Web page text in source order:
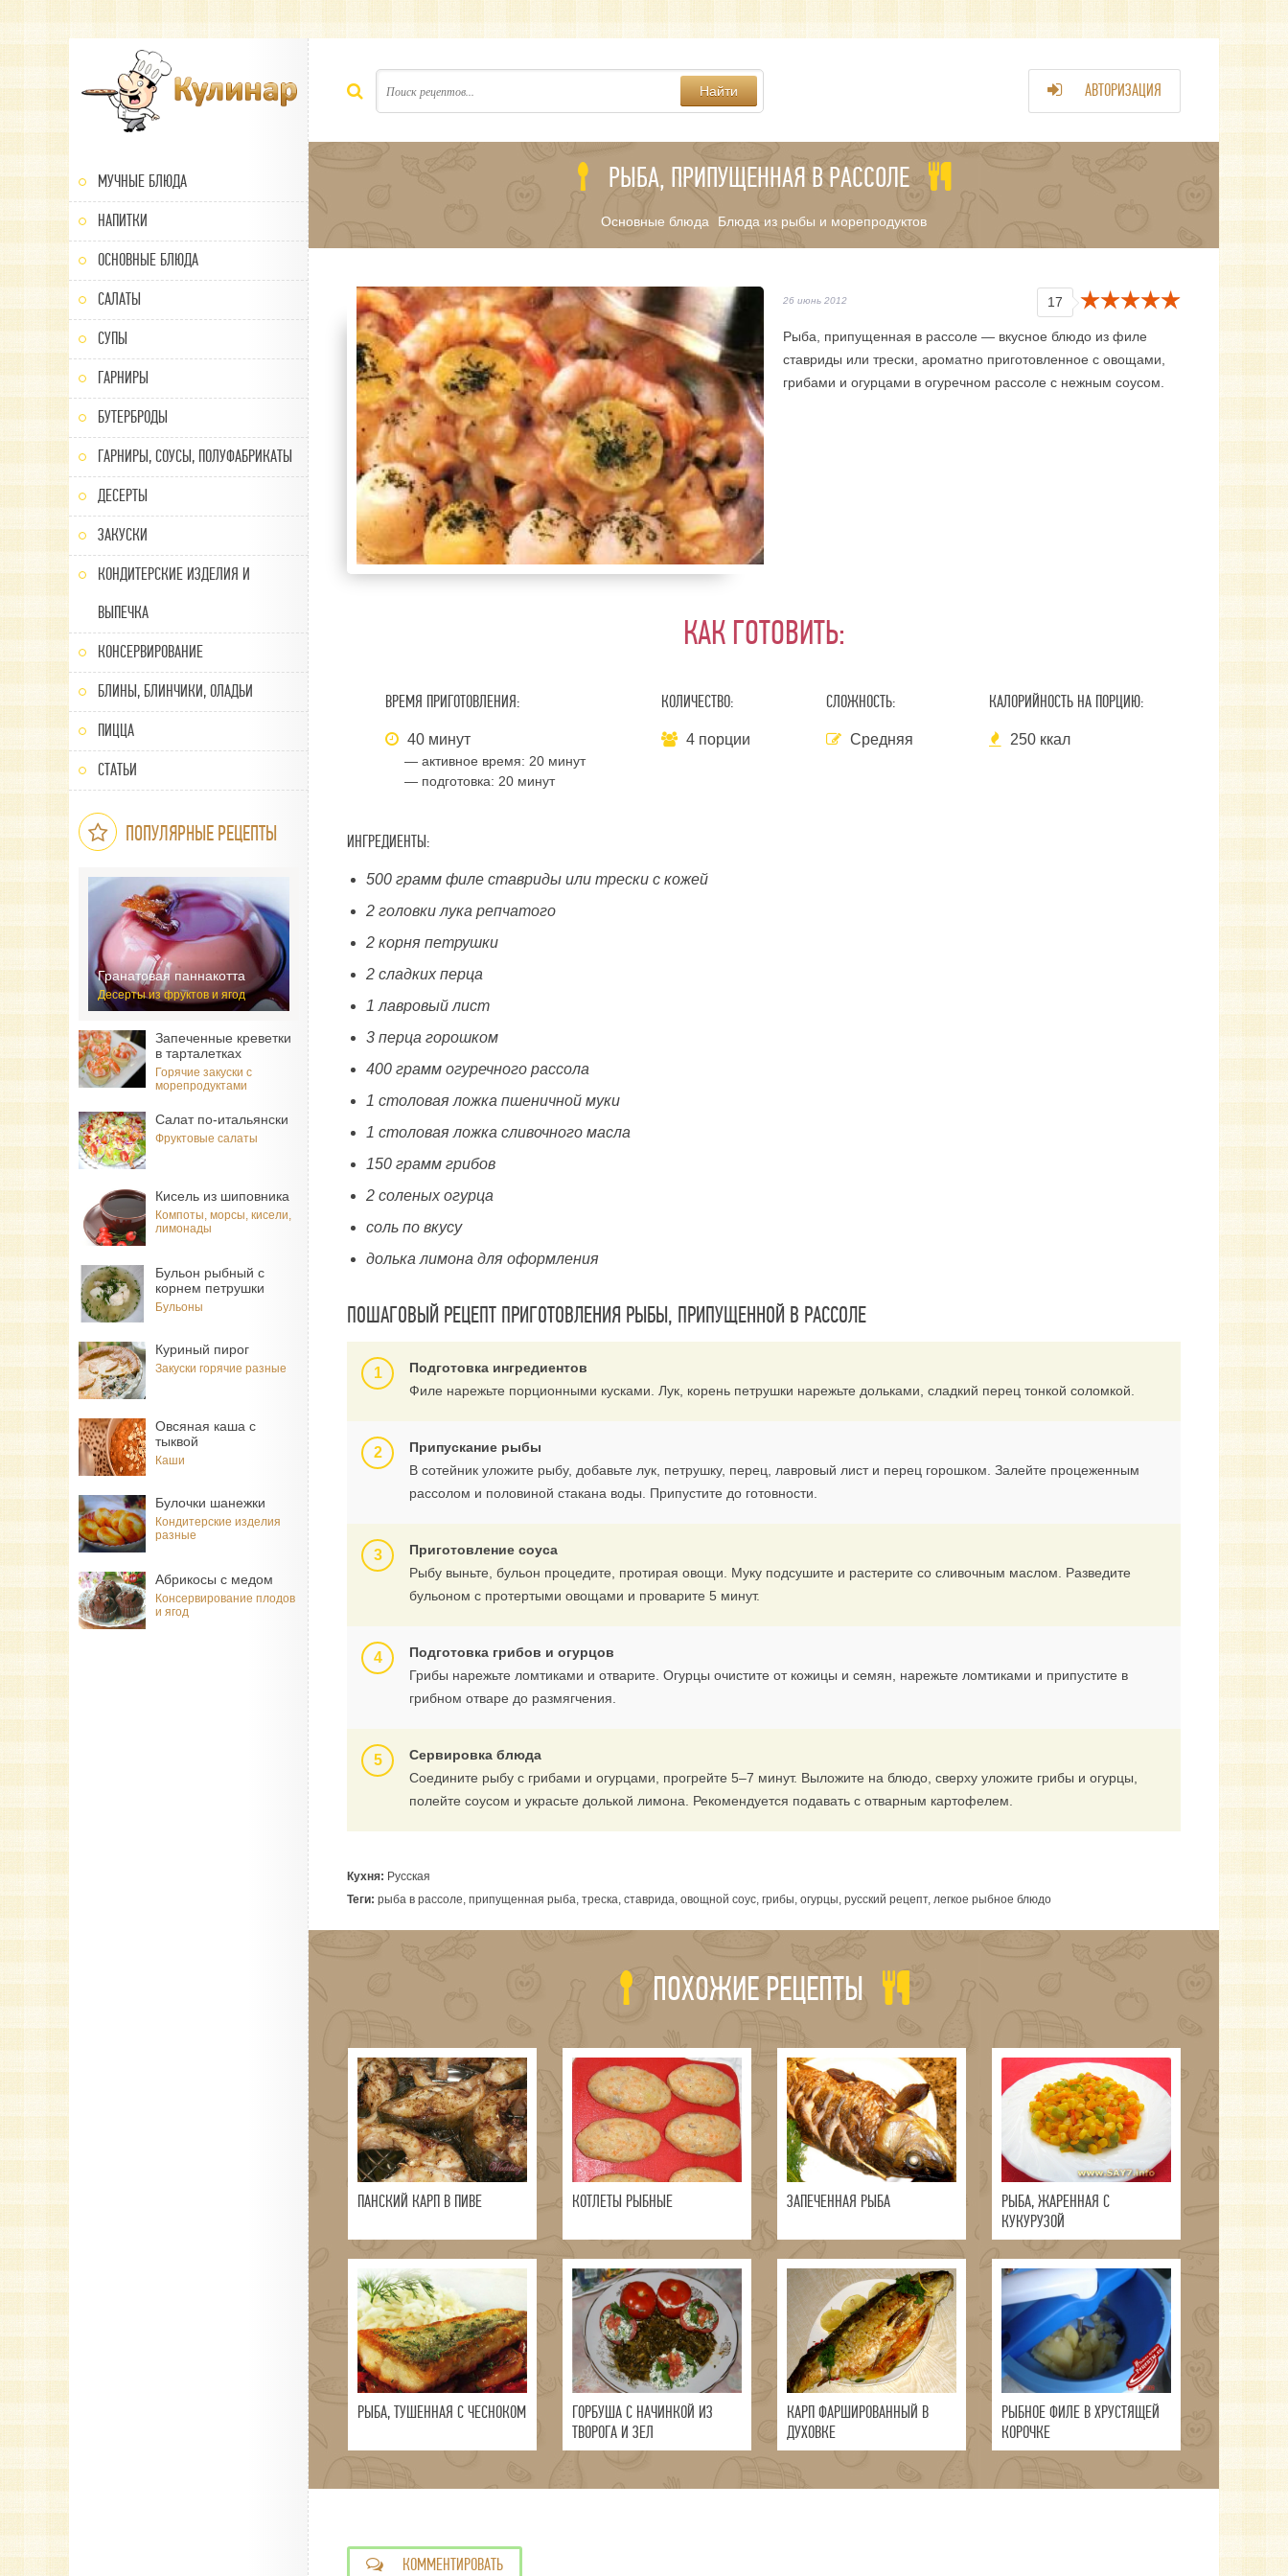
МУЧНЫЕ БЛЮДА
НАПИТКИ
ОСНОВНЫЕ БЛЮДА
САЛАТЫ
СУПЫ
ГАРНИРЫ
БУТЕРБРОДЫ
ГАРНИРЫ, СОУСЫ, ПОЛУФАБРИКАТЫ
ДЕСЕРТЫ
ЗАКУСКИ
КОНДИТЕРСКИЕ ИЗДЕЛИЯ И
ВЫПЕЧКА
КОНСЕРВИРОВАНИЕ
БЛИНЫ, БЛИНЧИКИ, ОЛАДЬИ
ПИЦЦА
СТАТЬИ
ПОПУЛЯРНЫЕ РЕЦЕПТЫ
Гранатовая паннакотта
Десерты из фруктов и ягод
Запеченные креветки
в тарталетках
Горячие закуски с
морепродуктами
Салат по-итальянски
Фруктовые салаты
Кисель из шиповника
Компоты, морсы, кисели,
лимонады
Бульон рыбный с
корнем петрушки
Бульоны
Куриный пирог
Закуски горячие разные
Овсяная каша с
тыквой
Каши
Булочки шанежки
Кондитерские изделия
разные
Абрикосы с медом
Консервирование плодов
и ягод
Найти АВТОРИЗАЦИЯ
РЫБА, ПРИПУЩЕННАЯ В РАССОЛЕ
Основные блюда Блюда из рыбы и морепродуктов
26 июнь 2012 17
Рыба, припущенная в рассоле — вкусное блюдо из филе
ставриды или трески, ароматно приготовленное с овощами,
грибами и огурцами в огуречном рассоле с нежным соусом.
КАК ГОТОВИТЬ:
ВРЕМЯ ПРИГОТОВЛЕНИЯ:
40 минут
— активное время: 20 минут
— подготовка: 20 минут
КОЛИЧЕСТВО:
4 порции
СЛОЖНОСТЬ:
Средняя
КАЛОРИЙНОСТЬ НА ПОРЦИЮ:
250 ккал
ИНГРЕДИЕНТЫ:
500 грамм филе ставриды или трески с кожей
2 головки лука репчатого
2 корня петрушки
2 сладких перца
1 лавровый лист
3 перца горошком
400 грамм огуречного рассола
1 столовая ложка пшеничной муки
1 столовая ложка сливочного масла
150 грамм грибов
2 соленых огурца
соль по вкусу
долька лимона для оформления
ПОШАГОВЫЙ РЕЦЕПТ ПРИГОТОВЛЕНИЯ РЫБЫ, ПРИПУЩЕННОЙ В РАССОЛЕ
Подготовка ингредиентов
Филе нарежьте порционными кусками. Лук, корень петрушки нарежьте дольками, сладкий перец тонкой соломкой.
Припускание рыбы
В сотейник уложите рыбу, добавьте лук, петрушку, перец, лавровый лист и перец горошком. Залейте процеженным
рассолом и половиной стакана воды. Припустите до готовности.
Приготовление соуса
Рыбу выньте, бульон процедите, протирая овощи. Муку подсушите и растерите со сливочным маслом. Разведите
бульоном с протертыми овощами и проварите 5 минут.
Подготовка грибов и огурцов
Грибы нарежьте ломтиками и отварите. Огурцы очистите от кожицы и семян, нарежьте ломтиками и припустите в
грибном отваре до размягчения.
Сервировка блюда
Соедините рыбу с грибами и огурцами, прогрейте 5–7 минут. Выложите на блюдо, сверху уложите грибы и огурцы,
полейте соусом и украсьте долькой лимона. Рекомендуется подавать с отварным картофелем.
Кухня: Русская
Теги: рыба в рассоле, припущенная рыба, треска, ставрида, овощной соус, грибы, огурцы, русский рецепт, легкое рыбное блюдо
ПОХОЖИЕ РЕЦЕПТЫ
ПАНСКИЙ КАРП В ПИВЕ КОТЛЕТЫ РЫБНЫЕ ЗАПЕЧЕННАЯ РЫБА
РЫБА, ЖАРЕННАЯ С
КУКУРУЗОЙ
РЫБА, ТУШЕННАЯ С ЧЕСНОКОМ
ГОРБУША С НАЧИНКОЙ ИЗ
ТВОРОГА И ЗЕЛ
КАРП ФАРШИРОВАННЫЙ В
ДУХОВКЕ
РЫБНОЕ ФИЛЕ В ХРУСТЯЩЕЙ
КОРОЧКЕ
КОММЕНТИРОВАТЬ